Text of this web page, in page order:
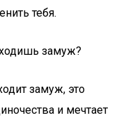
тебя.
замуж?
замуж, это
и мечтает